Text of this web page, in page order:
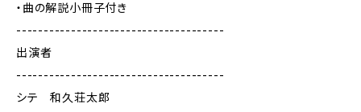
・曲の解説小冊子付き
--------------------------------------
出演者
--------------------------------------
シテ 和久荘太郎